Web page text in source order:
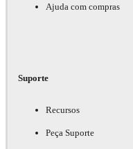
Ajuda com compras
Suporte
Recursos
Peça Suporte